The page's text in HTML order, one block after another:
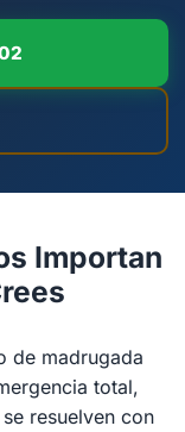
Importan
de madrugada
total,
resuelven con